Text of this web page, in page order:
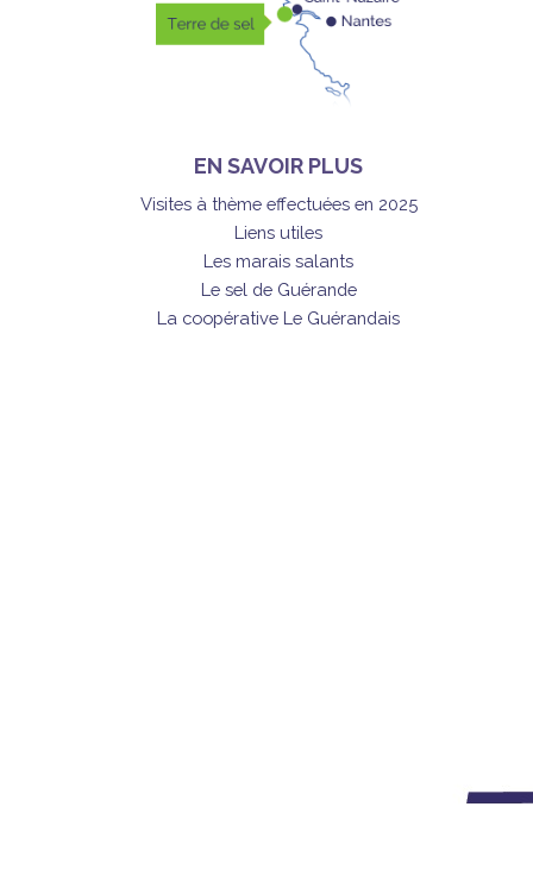
EN SAVOIR PLUS
Visites à thème effectuées en 2025
Liens utiles
Les marais salants
Le sel de Guérande
La coopérative Le Guérandais